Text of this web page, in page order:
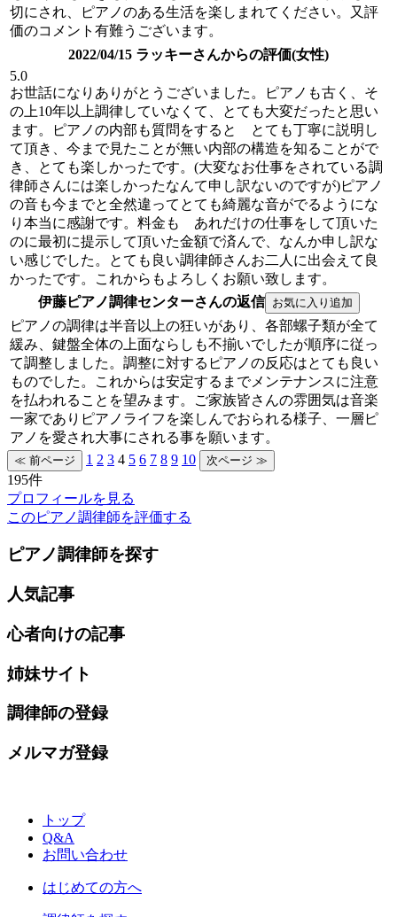
切にされ、ピアノのある生活を楽しまれてください。又評
価のコメント有難うございます。
2022/04/15 ラッキーさんからの評価(女性)
5.0
お世話になりありがとうございました。ピアノも古く、そ
の上10年以上調律していなくて、とても大変だったと思い
ます。ピアノの内部も質問をすると とても丁寧に説明し
て頂き、今まで見たことが無い内部の構造を知ることがで
き、とても楽しかったです。(大変なお仕事をされている調
律師さんには楽しかったなんて申し訳ないのですが)ピアノ
の音も今までと全然違ってとても綺麗な音がでるようにな
り本当に感謝です。料金も あれだけの仕事をして頂いた
のに最初に提示して頂いた金額で済んで、なんか申し訳な
い感じでした。とても良い調律師さんお二人に出会えて良
かったです。これからもよろしくお願い致します。
伊藤ピアノ調律センターさんの返信
ピアノの調律は半音以上の狂いがあり、各部螺子類が全て
緩み、鍵盤全体の上面ならしも不揃いでしたが順序に従っ
て調整しました。調整に対するピアノの反応はとても良い
ものでした。これからは安定するまでメンテナンスに注意
を払われることを望みます。ご家族皆さんの雰囲気は音楽
一家でありピアノライフを楽しんでおられる様子、一層ピ
アノを愛され大事にされる事を願います。
1 2 3 4 5 6 7 8 9 10
195件
プロフィールを見る
このピアノ調律師を評価する
ピアノ調律師を探す
人気記事
心者向けの記事
姉妹サイト
調律師の登録
メルマガ登録
トップ
Q&A
お問い合わせ
はじめての方へ